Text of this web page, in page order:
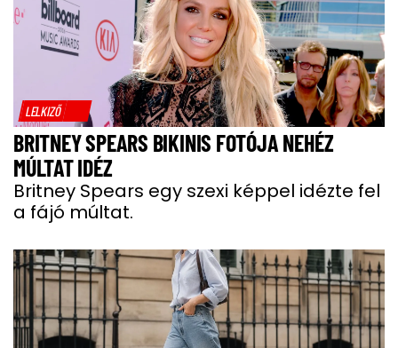
LELKIZŐ
BRITNEY SPEARS BIKINIS FOTÓJA NEHÉZ
MÚLTAT IDÉZ
Britney Spears egy szexi képpel idézte fel
a fájó múltat.